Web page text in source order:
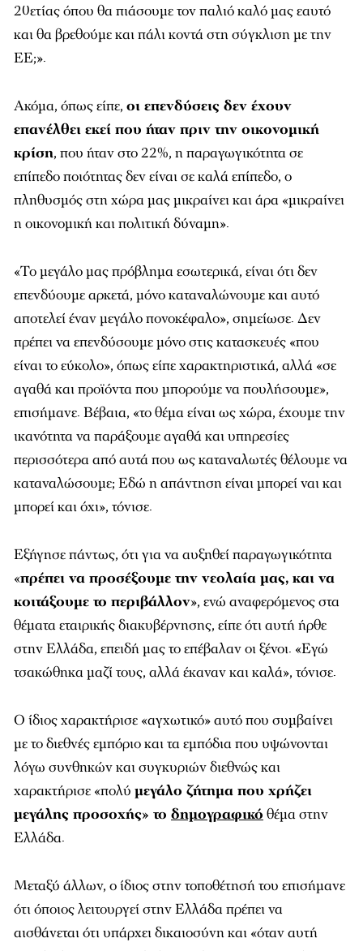
20ετίας όπου θα πιάσουμε τον παλιό καλό μας εαυτό
και θα βρεθούμε και πάλι κοντά στη σύγκλιση με την
ΕΕ;».
Ακόμα, όπως είπε, οι επενδύσεις δεν έχουν
επανέλθει εκεί που ήταν πριν την οικονομική
κρίση, που ήταν στο 22%, η παραγωγικότητα σε
επίπεδο ποιότητας δεν είναι σε καλά επίπεδο, ο
πληθυσμός στη χώρα μας μικραίνει και άρα «μικραίνει
η οικονομική και πολιτική δύναμη».
«Το μεγάλο μας πρόβλημα εσωτερικά, είναι ότι δεν
επενδύουμε αρκετά, μόνο καταναλώνουμε και αυτό
αποτελεί έναν μεγάλο πονοκέφαλο», σημείωσε. Δεν
πρέπει να επενδύσουμε μόνο στις κατασκευές «που
είναι το εύκολο», όπως είπε χαρακτηριστικά, αλλά «σε
αγαθά και προϊόντα που μπορούμε να πουλήσουμε»,
επισήμανε. Βέβαια, «το θέμα είναι ως χώρα, έχουμε την
ικανότητα να παράξουμε αγαθά και υπηρεσίες
περισσότερα από αυτά που ως καταναλωτές θέλουμε να
καταναλώσουμε; Εδώ η απάντηση είναι μπορεί ναι και
μπορεί και όχι», τόνισε.
Εξήγησε πάντως, ότι για να αυξηθεί παραγωγικότητα
«πρέπει να προσέξουμε την νεολαία μας, και να
κοιτάξουμε το περιβάλλον», ενώ αναφερόμενος στα
θέματα εταιρικής διακυβέρνησης, είπε ότι αυτή ήρθε
στην Ελλάδα, επειδή μας το επέβαλαν οι ξένοι. «Εγώ
τσακώθηκα μαζί τους, αλλά έκαναν και καλά», τόνισε.
Ο ίδιος χαρακτήρισε «αγχωτικό» αυτό που συμβαίνει
με το διεθνές εμπόριο και τα εμπόδια που υψώνονται
λόγω συνθηκών και συγκυριών διεθνώς και
χαρακτήρισε «πολύ μεγάλο ζήτημα που χρήζει
μεγάλης προσοχής» το δημογραφικό θέμα στην
Ελλάδα.
Μεταξύ άλλων, ο ίδιος στην τοποθέτησή του επισήμανε
ότι όποιος λειτουργεί στην Ελλάδα πρέπει να
αισθάνεται ότι υπάρχει δικαιοσύνη και «όταν αυτή